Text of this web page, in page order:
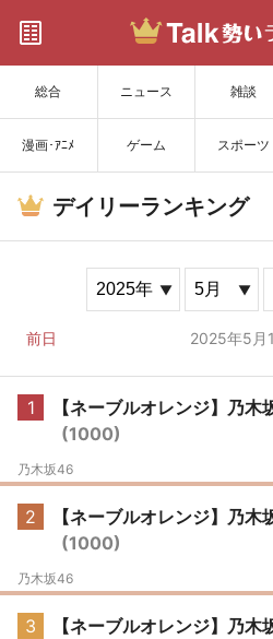
総合 ニュース 雑談
漫画･ｱﾆﾒ ゲーム スポーツ
サイトを
デイリーランキング
前日 2025年5月
1
【ネーブルオレンジ】乃
(1000)
乃木坂46
2
【ネーブルオレンジ】乃
(1000)
乃木坂46
3
【ネーブルオレンジ】乃